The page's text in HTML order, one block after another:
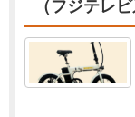
（フジテレ